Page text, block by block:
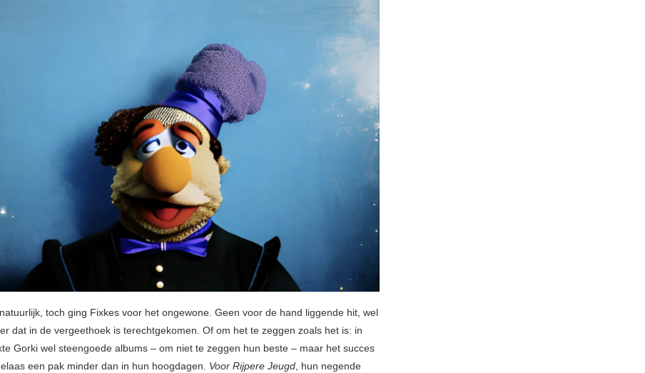
toch ging Fixkes voor het ongewone. Geen voor de hand liggende hit, wel
dat in de vergeethoek is terechtgekomen. Of om het te zeggen zoals het is: in
Gorki wel steengoede albums – om niet te zeggen hun beste – maar het succes
een pak minder dan in hun hoogdagen. Voor Rijpere Jeugd , hun negende